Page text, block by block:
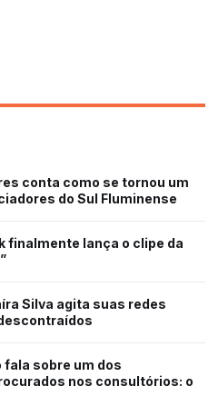
conta como se tornou um
do Sul Fluminense
finalmente lança o clipe da
Silva agita suas redes
fala sobre um dos
nos consultórios: o